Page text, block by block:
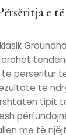
e
përsëritur
të
tipit
me të